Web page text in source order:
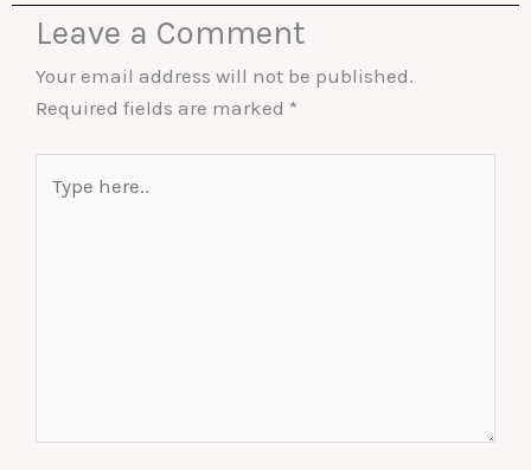
Leave a Comment
Your email address will not be published.
Required fields are marked *
here..